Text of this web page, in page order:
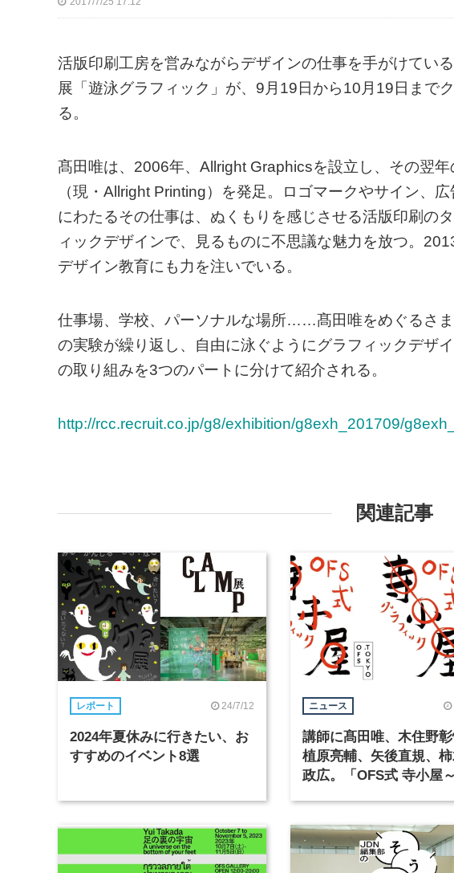
活版印刷工房を営みながらデザインの仕事を手がけてい
展「遊泳グラフィック」が、9月19日から10月19日まで
る。
髙田唯は、2006年、Allright Graphicsを設立し、その翌
（現・Allright Printing）を発足。ロゴマークやサイン、
にわたるその仕事は、ぬくもりを感じさせる活版印刷の
ィックデザインで、見るものに不思議な魅力を放つ。
デザイン教育にも力を注いでいる。
仕事場、学校、パーソナルな場所……髙田唯をめぐるさ
の実験が繰り返し、自由に泳ぐようにグラフィックデザ
の取り組みを3つのパートに分けて紹介される。
http://rcc.recruit.co.jp/g8/exhibition/g8exh_201709/
関連記事
レポート 24/7/12
2024年夏休みに行きたい、お
すすめのイベント8選
ニュース
講師に髙田唯、木住野彰
植原亮輔、矢後直規、
政広。「OFS式 寺小屋